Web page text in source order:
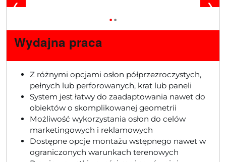
❮ ❯
••
Wydajna praca
Z różnymi opcjami osłon półprzezroczystych,
pełnych lub perforowanych, krat lub paneli
System jest łatwy do zaadaptowania nawet do
obiektów o skomplikowanej geometrii
Możliwość wykorzystania osłon do celów
marketingowych i reklamowych
Dostępne opcje montażu wstępnego nawet w
ograniczonych warunkach terenowych